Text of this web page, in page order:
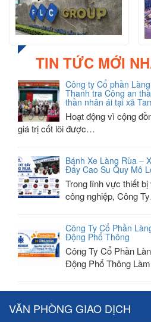
TIN TỨC MỚI
Công ty Cổ phần
Thanh tra Công an
thần nhân ái tại xã
Hoạt động vì cộng
giá trị cốt lõi được…
Bánh Xe Làng Rùa –
Đẩy Cao Su Quy Mô
Trong lĩnh vực thiết
công nghiệp, Công
Công Ty Cổ Phần
Động Phổ Thông
Công Ty Cổ Phần
Động Phổ Thông
VĂN PHÒNG GIAO DỊCH